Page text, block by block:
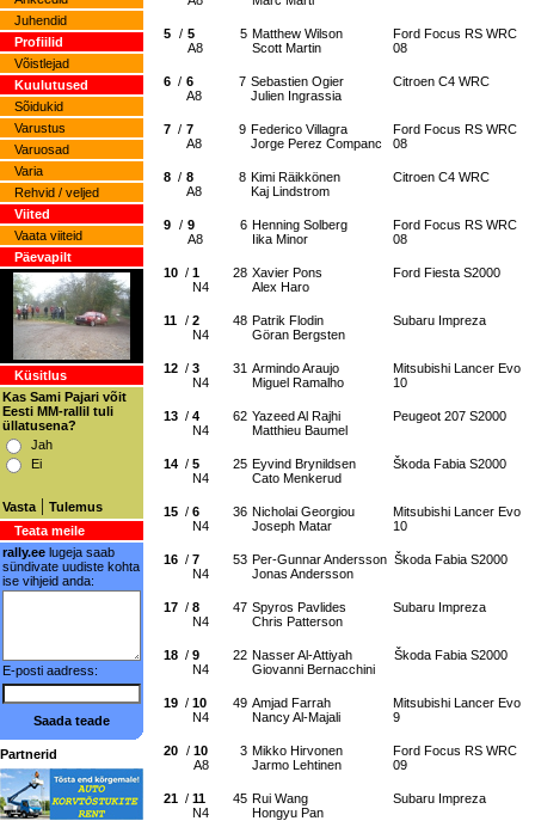
Juhendid
Profiilid
Võistlejad
Kuulutused
Sõidukid
Varustus
Varuosad
Varia
Rehvid / veljed
Viited
Vaata viiteid
Päevapilt
Küsitlus
Kas Sami Pajari võit
Eesti MM-rallil tuli
üllatusena?
Jah
Ei
Vasta | Tulemus
Teata meile
rally.ee lugeja saab
sündivate uudiste kohta
ise vihjeid anda:
E-posti aadress:
Saada teade
Partnerid
5 / 5
A8
5 Matthew Wilson
Scott Martin
Ford Focus RS WRC
08
6 / 6
A8
7 Sebastien Ogier
Julien Ingrassia
Citroen C4 WRC
7 / 7
A8
9 Federico Villagra
Jorge Perez Companc
Ford Focus RS WRC
08
8 / 8
A8
8 Kimi Räikkönen
Kaj Lindstrom
Citroen C4 WRC
9 / 9
A8
6 Henning Solberg
Iika Minor
Ford Focus RS WRC
08
10 / 1
N4
28 Xavier Pons
Alex Haro
Ford Fiesta S2000
11 / 2
N4
48 Patrik Flodin
Göran Bergsten
Subaru Impreza
12 / 3
N4
31 Armindo Araujo
Miguel Ramalho
Mitsubishi Lancer Evo
10
13 / 4
N4
62 Yazeed Al Rajhi
Matthieu Baumel
Peugeot 207 S2000
14 / 5
N4
25 Eyvind Brynildsen
Cato Menkerud
Škoda Fabia S2000
15 / 6
N4
36 Nicholai Georgiou
Joseph Matar
Mitsubishi Lancer Evo
10
16 / 7
N4
53 Per-Gunnar Andersson
Jonas Andersson
Škoda Fabia S2000
17 / 8
N4
47 Spyros Pavlides
Chris Patterson
Subaru Impreza
18 / 9
N4
22 Nasser Al-Attiyah
Giovanni Bernacchini
Škoda Fabia S2000
19 / 10
N4
49 Amjad Farrah
Nancy Al-Majali
Mitsubishi Lancer Evo
9
20 / 10
A8
3 Mikko Hirvonen
Jarmo Lehtinen
Ford Focus RS WRC
09
21 / 11
N4
45 Rui Wang
Hongyu Pan
Subaru Impreza